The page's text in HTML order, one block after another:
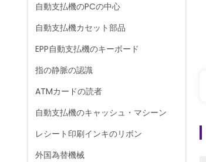
自動支払機のPCの中心
自動支払機カセット部品
EPP自動支払機のキーボード
指の静脈の認識
ATMカードの読者
自動支払機のキャッシュ・マシーン
レシート印刷インキのリボン
外国為替機械